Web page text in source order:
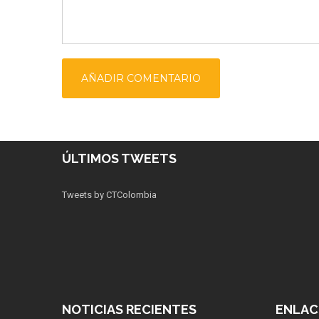
ÚLTIMOS TWEETS
Tweets by CTColombia
NOTICIAS RECIENTES